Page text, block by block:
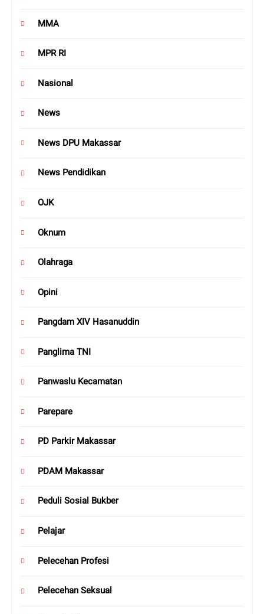
MMA
MPR RI
Nasional
News
News DPU Makassar
News Pendidikan
OJK
Oknum
Olahraga
Opini
Pangdam XIV Hasanuddin
Panglima TNI
Panwaslu Kecamatan
Parepare
PD Parkir Makassar
PDAM Makassar
Peduli Sosial Bukber
Pelajar
Pelecehan Profesi
Pelecehan Seksual